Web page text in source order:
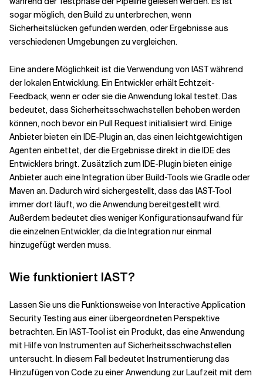
sogar möglich, den Build zu unterbrechen, wenn
Sicherheitslücken gefunden werden, oder Ergebnisse aus
verschiedenen Umgebungen zu vergleichen.
Eine andere Möglichkeit ist die Verwendung von IAST während
der lokalen Entwicklung. Ein Entwickler erhält Echtzeit-
Feedback, wenn er oder sie die Anwendung lokal testet. Das
bedeutet, dass Sicherheitsschwachstellen behoben werden
können, noch bevor ein Pull Request initialisiert wird. Einige
Anbieter bieten ein IDE-Plugin an, das einen leichtgewichtigen
Agenten einbettet, der die Ergebnisse direkt in die IDE des
Entwicklers bringt. Zusätzlich zum IDE-Plugin bieten einige
Anbieter auch eine Integration über Build-Tools wie Gradle oder
Maven an. Dadurch wird sichergestellt, dass das IAST-Tool
immer dort läuft, wo die Anwendung bereitgestellt wird.
Außerdem bedeutet dies weniger Konfigurationsaufwand für
die einzelnen Entwickler, da die Integration nur einmal
hinzugefügt werden muss.
Wie funktioniert IAST?
Lassen Sie uns die Funktionsweise von Interactive Application
Security Testing aus einer übergeordneten Perspektive
betrachten. Ein IAST-Tool ist ein Produkt, das eine Anwendung
mit Hilfe von Instrumenten auf Sicherheitsschwachstellen
untersucht. In diesem Fall bedeutet Instrumentierung das
Hinzufügen von Code zu einer Anwendung zur Laufzeit mit dem